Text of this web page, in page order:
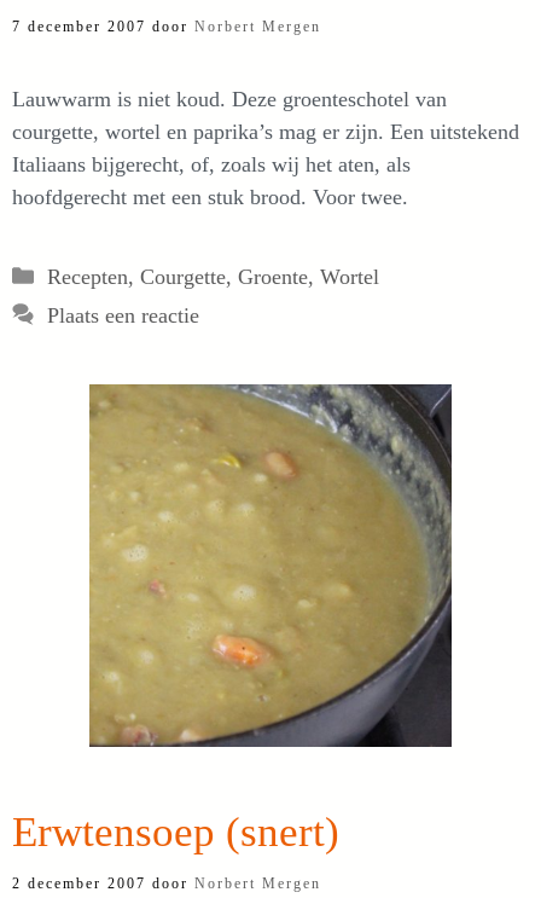
7 december 2007 door Norbert Mergen
Lauwwarm is niet koud. Deze groenteschotel van
courgette, wortel en paprika’s mag er zijn. Een uitstekend
Italiaans bijgerecht, of, zoals wij het aten, als
hoofdgerecht met een stuk brood. Voor twee.
Categorieën
Recepten, Courgette, Groente, Wortel
Plaats een reactie
Erwtensoep (snert)
2 december 2007 door Norbert Mergen